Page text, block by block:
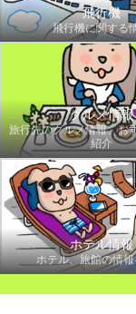
飛行機
飛行機に関する
グルメ情報
旅行先のグルメ情報、お
紹介
ホテル情報
ホテル、旅館の情